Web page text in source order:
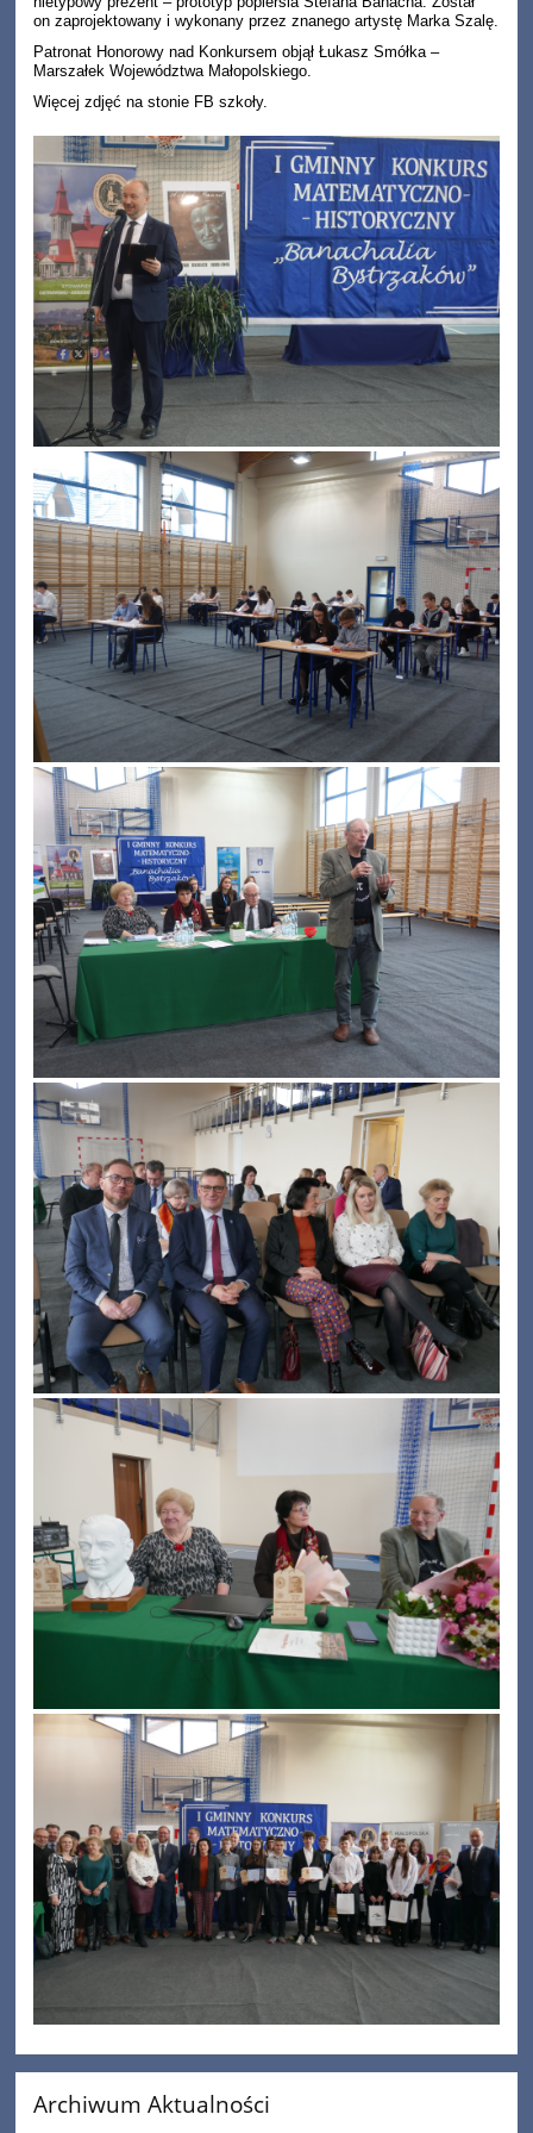
on zaprojektowany i wykonany przez znanego artystę Marka Szalę.
Patronat Honorowy nad Konkursem objął Łukasz Smółka –
Marszałek Województwa Małopolskiego.
Więcej zdjęć na stonie FB szkoły.
Archiwum Aktualności